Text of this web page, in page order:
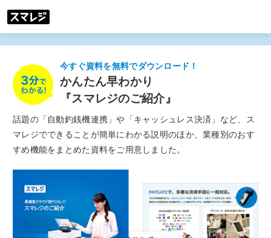
今すぐ資料を無料でダウンロード！
かんたん早わかり
『スマレジのご紹介』
話題の「自動釣銭機連携」や「キャッシュレス決済」など、ス
マレジでできることが簡単にわかる説明のほか、業種別のおす
すめ機能をまとめた資料をご用意しました。